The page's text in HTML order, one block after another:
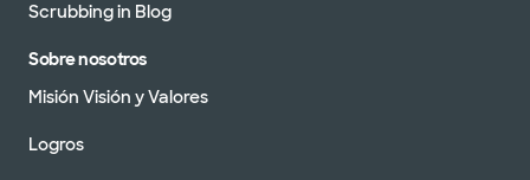
Scrubbing in Blog
Sobre nosotros
Misión Visión y Valores
Logros